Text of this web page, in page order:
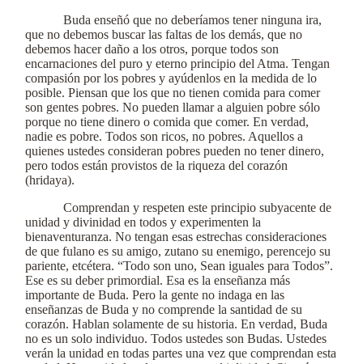
Buda enseñó que no deberíamos tener ninguna ira,
que no debemos buscar las faltas de los demás, que no
debemos hacer daño a los otros, porque todos son
encarnaciones del puro y eterno principio del Atma. Tengan
compasión por los pobres y ayúdenlos en la medida de lo
posible. Piensan que los que no tienen comida para comer
son gentes pobres. No pueden llamar a alguien pobre sólo
porque no tiene dinero o comida que comer. En verdad,
nadie es pobre. Todos son ricos, no pobres. Aquellos a
quienes ustedes consideran pobres pueden no tener dinero,
pero todos están provistos de la riqueza del corazón
(hridaya).
Comprendan y respeten este principio subyacente de
unidad y divinidad en todos y experimenten la
bienaventuranza. No tengan esas estrechas consideraciones
de que fulano es su amigo, zutano su enemigo, perencejo su
pariente, etcétera. “Todo son uno, Sean iguales para Todos”.
Ese es su deber primordial. Esa es la enseñanza más
importante de Buda. Pero la gente no indaga en las
enseñanzas de Buda y no comprende la santidad de su
corazón. Hablan solamente de su historia. En verdad, Buda
no es un solo individuo. Todos ustedes son Budas. Ustedes
verán la unidad en todas partes una vez que comprendan esta